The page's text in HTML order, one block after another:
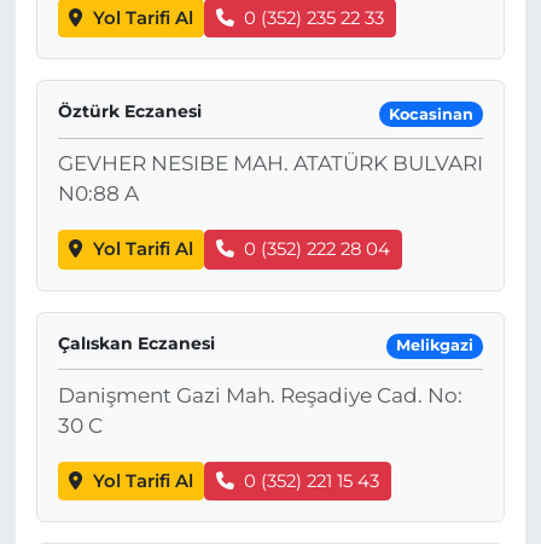
Yol Tarifi Al 0 (352) 235 22 33
Öztürk Eczanesi Kocasinan
GEVHER NESIBE MAH. ATATÜRK BULVARI
N0:88 A
Yol Tarifi Al 0 (352) 222 28 04
Çalıskan Eczanesi Melikgazi
Danişment Gazi Mah. Reşadiye Cad. No:
30 C
Yol Tarifi Al 0 (352) 221 15 43